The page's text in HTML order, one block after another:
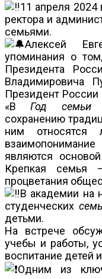
11 апреля 2024
ректора и
семьями.
Алексей
упоминания о
Президента
Владимировича
Президент России
«ВГод семьи
сохранению
ним относятся
являются
Крепкая семья
процветания
В академии на
студенческих
детьми.
На встрече
учебы и работы,
воспитание детей
Одним из